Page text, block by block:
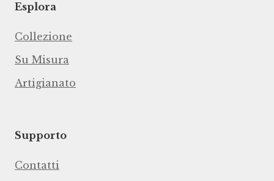
Esplora
Collezione
Su Misura
Artigianato
Supporto
Contatti